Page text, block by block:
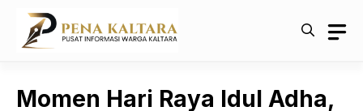
Langsung
Momen Hari Raya Idul Adha,